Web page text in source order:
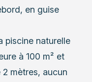
en guise
piscine naturelle
à 100 m² et
2 mètres, aucun